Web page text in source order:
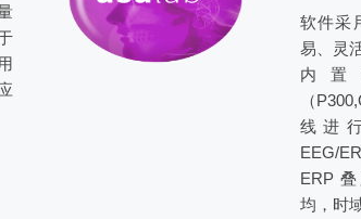
软件采
易、灵
内置
（
线进
EEG/
ERP
均，时